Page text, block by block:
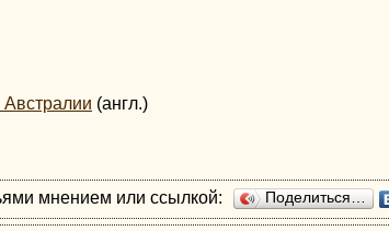
Австралии (англ.)
мнением или ссылкой: Поделиться…